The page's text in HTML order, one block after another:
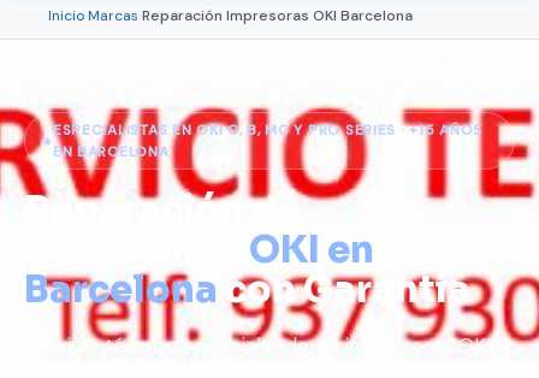
InicioMarcas Reparación Impresoras OKI Barcelona
ESPECIALISTAS EN OKI C, B, MC Y PRO SERIES · +15 AÑOS
EN BARCELONA
Reparación de
OKI en
Barcelona con Garantía
Servicio técnico especializado en impresoras OKI C